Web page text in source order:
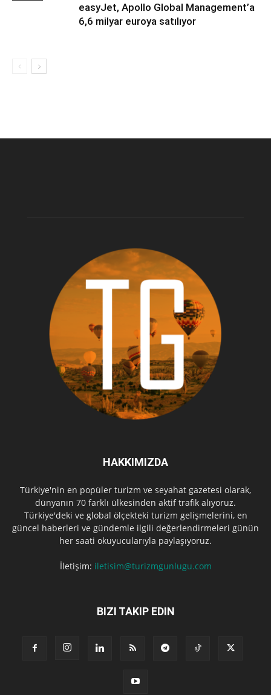
easyJet, Apollo Global Management’a
6,6 milyar euroya satılıyor
HAKKIMIZDA
Türkiye'nin en popüler turizm ve seyahat gazetesi olarak,
dünyanın 70 farklı ülkesinden aktif trafik alıyoruz.
Türkiye'deki ve global ölçekteki turizm gelişmelerini, en
güncel haberleri ve gündemle ilgili değerlendirmeleri günün
her saati okuyucularıyla paylaşıyoruz.
İletişim: iletisim@turizmgunlugu.com
BIZI TAKIP EDIN